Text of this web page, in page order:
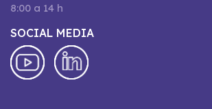
8:00 a 14 h
SOCIAL MEDIA